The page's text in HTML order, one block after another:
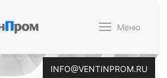
Пром Меню
INFO@VENTINPROM.RU